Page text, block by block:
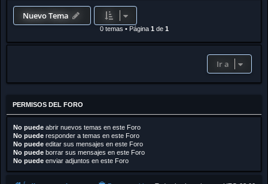
Nuevo Tema
0 temas • Página 1 de 1
Ir a
PERMISOS DEL FORO
No puede abrir nuevos temas en este Foro
No puede responder a temas en este Foro
No puede editar sus mensajes en este Foro
No puede borrar sus mensajes en este Foro
No puede enviar adjuntos en este Foro